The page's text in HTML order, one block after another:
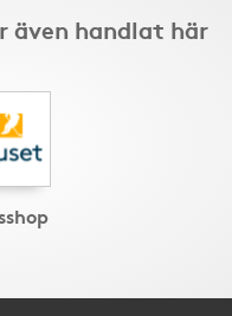
även handlat här